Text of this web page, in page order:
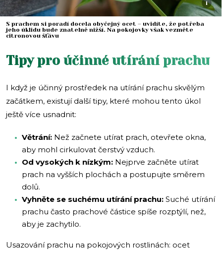
i
S prachem si poradí docela obyčejný ocet – uvidíte, že potřeba
jeho úklidu bude znatelně nižší. Na pokojovky však vezměte
citronovou šťávu
Tipy pro účinné utírání prachu
I když je účinný prostředek na utírání prachu skvělým
začátkem, existují další tipy, které mohou tento úkol
ještě více usnadnit:
Větrání: Než začnete utírat prach, otevřete okna,
aby mohl cirkulovat čerstvý vzduch.
Od vysokých k nízkým: Nejprve začněte utírat
prach na vyšších plochách a postupujte směrem
dolů.
Vyhněte se suchému utírání prachu: Suché utírání
prachu často prachové částice spíše rozptýlí, než,
aby je zachytilo.
Usazování prachu na pokojových rostlinách: ocet